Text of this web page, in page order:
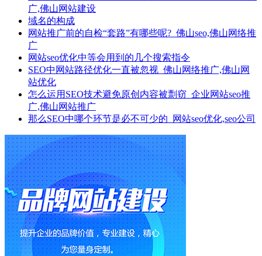
广,佛山网站建设
域名的构成
网站推广前的自检“套路”有哪些呢?_佛山seo,佛山网络推
广
网站seo优化中等会用到的几个搜索指令
SEO中网站路径优化一直被忽视_佛山网络推广,佛山网
站优化
怎么运用SEO技术避免原创内容被剽窃_企业网站seo推
广,佛山网站推广
那么SEO中哪个环节是必不可少的_网站seo优化,seo公司